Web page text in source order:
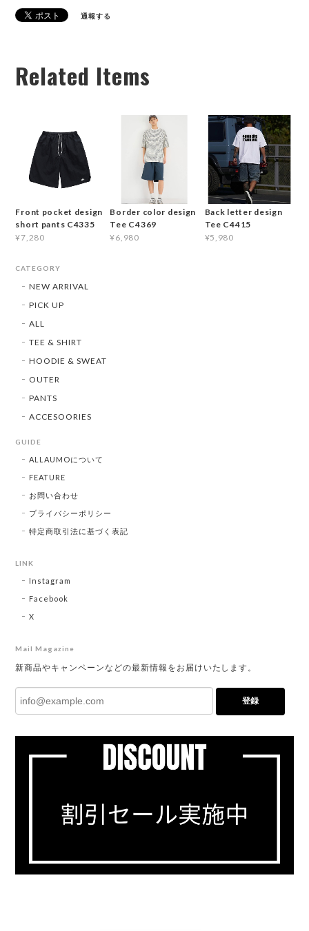
通報する
Related Items
Front pocket design
short pants C4335
¥7,280
Border color design
Tee C4369
¥6,980
Back letter design
Tee C4415
¥5,980
CATEGORY
NEW ARRIVAL
PICK UP
ALL
TEE & SHIRT
HOODIE & SWEAT
OUTER
PANTS
ACCESOORIES
GUIDE
ALLAUMOについて
FEATURE
お問い合わせ
プライバシーポリシー
特定商取引法に基づく表記
LINK
Instagram
Facebook
X
Mail Magazine
新商品やキャンペーンなどの最新情報をお届けいたします。
登録